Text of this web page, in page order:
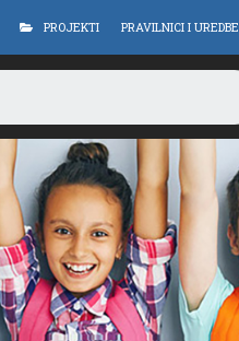
PROJEKTI PRAVILNICI I UREDBE